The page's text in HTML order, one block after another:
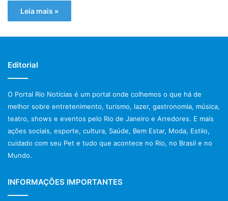
Leia mais »
Editorial
O Portal Rio Notícias é um portal onde colhemos o que há de
melhor sobre entretenimento, turismo, lazer, gastronomia, música,
teatro, shows e eventos pelo Rio de Janeiro e Arredores. E mais
ações sociais, esporte, cultura, Saúde, Bem Estar, Moda, Estilo,
cuidado com seu Pet e tudo que acontece no Rio, no Brasil e no
Mundo.
INFORMAÇÕES IMPORTANTES